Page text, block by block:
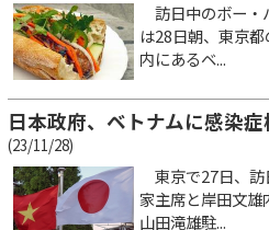
訪日中のボー・
は28日朝、東京
内にあるベ...
日本政府、ベトナムに感染
(23/11/28)
東京で27日、訪
家主席と岸田文雄
山田滝雄駐...